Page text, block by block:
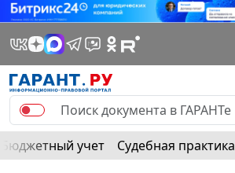
Бюджетный учет Судебная практика